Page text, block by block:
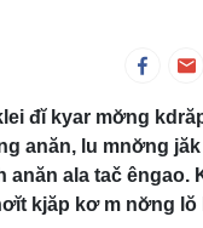
đĭ kyar mơ̆ng
anăn, lu mnơ̆ng jăk
anăn ala tač êngao.
kjăp kơ m nơ̆ng lŏ